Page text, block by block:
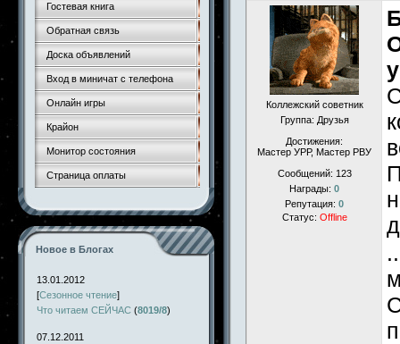
Гостевая книга
Обратная связь
Доска объявлений
Вход в миничат с телефона
Онлайн игры
Крайон
Монитор состояния
Страница оплаты
Новое в Блогах
13.01.2012
[Сезонное чтение]
Что читаем СЕЙЧАС (8019/8)
07.12.2011
Коллежский советник
Группа: Друзья
Достижения:
Мастер УРР, Мастер РВУ
Сообщений: 123
Награды: 0
Репутация: 0
Статус: Offline